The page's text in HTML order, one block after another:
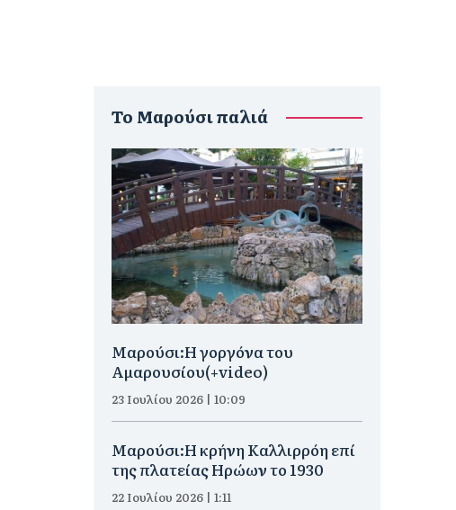
To Μαρούσι παλιά
Μαρούσι:H γοργόνα του
Αμαρουσίου(+video)
23 Ιουλίου 2026 | 10:09
Μαρούσι:Η κρήνη Καλλιρρόη επί
της πλατείας Ηρώων το 1930
22 Ιουλίου 2026 | 1:11